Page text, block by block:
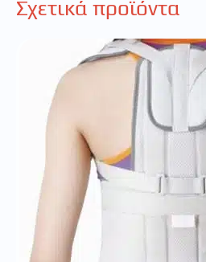
Σχετικά προϊόντα